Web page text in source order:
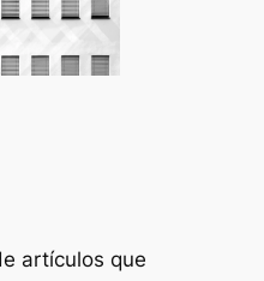
artículos que